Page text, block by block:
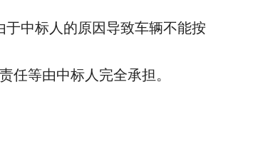
中标人的原因导致车辆不能按
等由中标人完全承担。